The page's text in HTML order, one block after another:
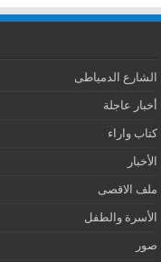
الشارع الدمياطى
أخبار عاجلة
كتاب واراء
الأخبار
ملف الاقصى
الأسرة والطفل
صور